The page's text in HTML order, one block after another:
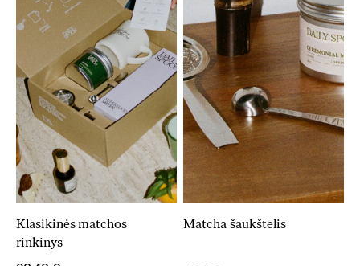
Klasikinės matchos
rinkinys
Matcha šaukštelis